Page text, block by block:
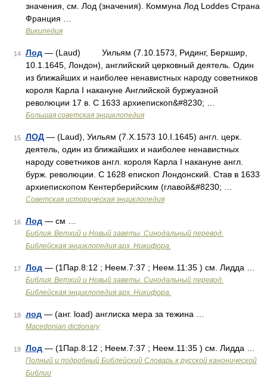
значения, см. Лод (значения). Коммуна Лод Loddes Страна
Франция …
Википедия
14 Лод — (Laud) Уильям (7.10.1573, Ридинг, Беркшир,
10.1.1645, Лондон), английский церковный деятель. Один
из ближайших и наиболее ненавистных народу советников
короля Карла I накануне Английской буржуазной
революции 17 в. С 1633 архиепископ&#8230; …
Большая советская энциклопедия
15 ЛОД — (Laud), Уильям (7.X.1573 10.I.1645) англ. церк.
деятель, один из ближайших и наиболее ненавистных
народу советников англ. короля Карла I накануне англ.
бурж. революции. С 1628 епископ Лондонский. Став в 1633
архиепископом Кентерберийским (главой&#8230; …
Советская историческая энциклопедия
16 Лод — см …
Библия. Ветхий и Новый заветы. Синодальный перевод.
Библейская энциклопедия арх. Никифора.
17 Лод — (1Пар.8:12 ; Неем.7:37 ; Неем.11:35 ) см. Лидда …
Библия. Ветхий и Новый заветы. Синодальный перевод.
Библейская энциклопедия арх. Никифора.
18 лод — (анг. load) англиска мера за тежина …
Macedonian dictionary
19 Лод — (1Пар.8:12 ; Неем.7:37 ; Неем.11:35 ) см. Лидда …
Полный и подробный Библейский Словарь к русской канонической
Библии